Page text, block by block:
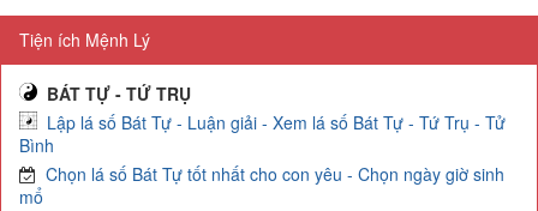
Tiện ích Mệnh Lý
BÁT TỰ - TỨ TRỤ
Lập lá số Bát Tự - Luận giải - Xem lá số Bát Tự - Tứ Trụ - Tử
Bình
Chọn lá số Bát Tự tốt nhất cho con yêu - Chọn ngày giờ sinh
mổ